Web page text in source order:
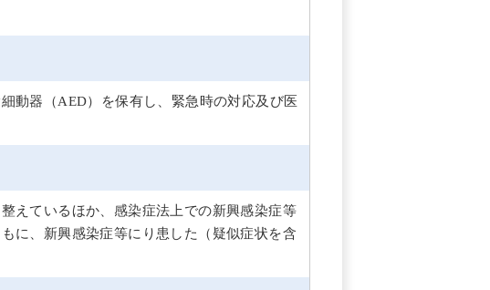
動器（AED）を保有し、緊急時の対応及び医
えているほか、感染症法上での新興感染症等
に、新興感染症等にり患した（疑似症状を含